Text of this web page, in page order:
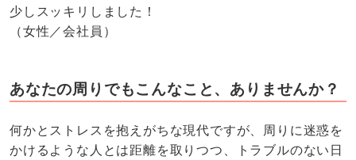
少しスッキリしました！
（女性／会社員）
あなたの周りでもこんなこと、ありませんか？
何かとストレスを抱えがちな現代ですが、周りに迷惑を
かけるような人とは距離を取りつつ、トラブルのない日